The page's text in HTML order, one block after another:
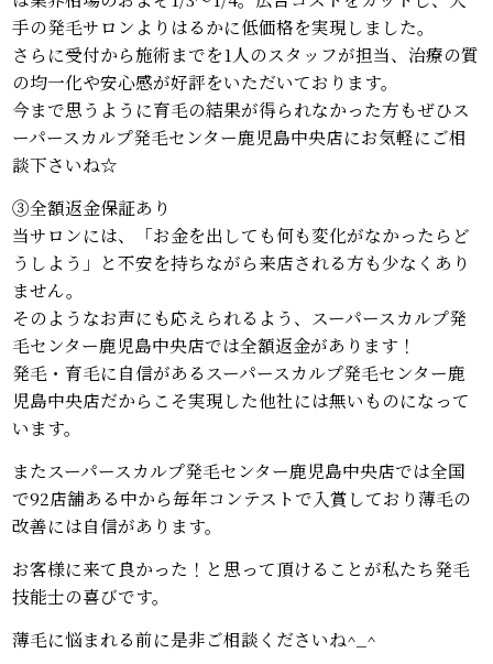
手の発毛サロンよりはるかに低価格を実現しました。
さらに受付から施術までを1人のスタッフが担当、治療の質
の均一化や安心感が好評をいただいております。
今まで思うように育毛の結果が得られなかった方もぜひス
ーパースカルプ発毛センター鹿児島中央店にお気軽にご相
談下さいね☆
③全額返金保証あり
当サロンには、「お金を出しても何も変化がなかったらど
うしよう」と不安を持ちながら来店される方も少なくあり
ません。
そのようなお声にも応えられるよう、スーパースカルプ発
毛センター鹿児島中央店では全額返金があります！
発毛・育毛に自信があるスーパースカルプ発毛センター鹿
児島中央店だからこそ実現した他社には無いものになって
います。
またスーパースカルプ発毛センター鹿児島中央店では全国
で92店舗ある中から毎年コンテストで入賞しており薄毛の
改善には自信があります。
お客様に来て良かった！と思って頂けることが私たち発毛
技能士の喜びです。
薄毛に悩まれる前に是非ご相談くださいね^_^